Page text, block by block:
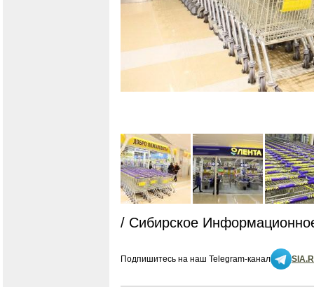
/ Сибирское
Подпишитесь на наш Telegram-канал